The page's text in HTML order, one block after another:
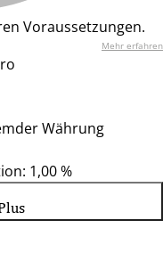
Voraussetzungen.
Mehr erfahren
Währung
1,00 %